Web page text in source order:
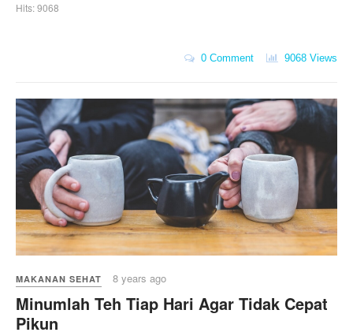
Hits: 9068
0 Comment 9068 Views
MAKANAN SEHAT 8 years ago
Minumlah Teh Tiap Hari Agar Tidak Cepat
Pikun